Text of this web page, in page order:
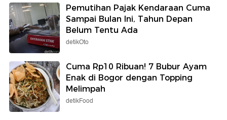
Pemutihan Pajak Kendaraan Cuma
Sampai Bulan Ini, Tahun Depan
Belum Tentu Ada
detikOto
Cuma Rp10 Ribuan! 7 Bubur Ayam
Enak di Bogor dengan Topping
Melimpah
detikFood